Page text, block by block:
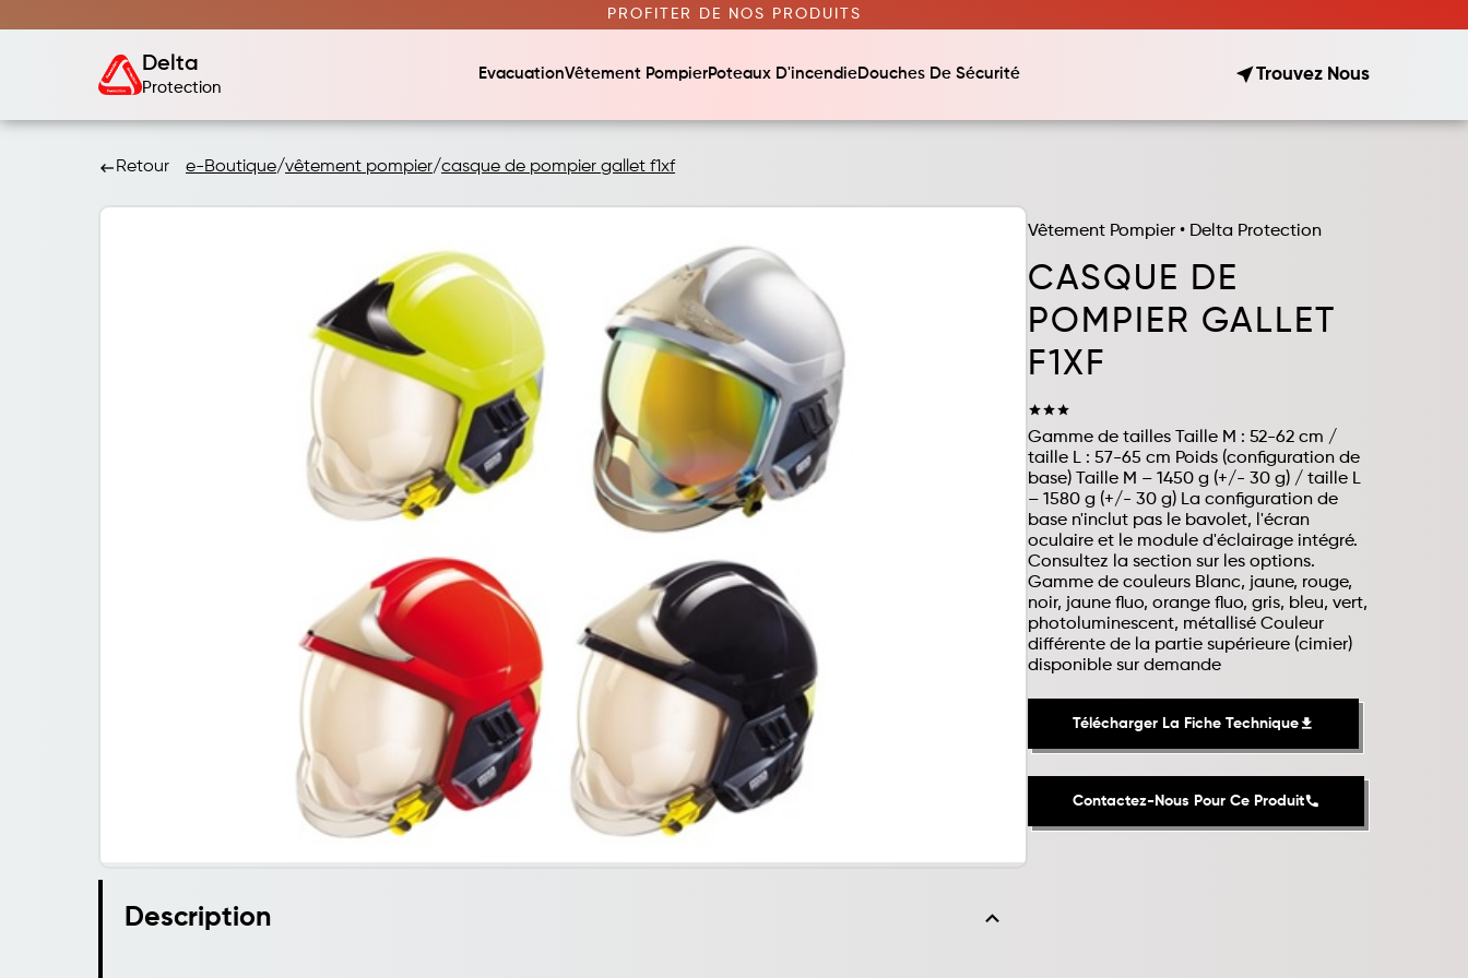
PROFITER DE NOS PRODUITS
Delta
Protection
EvacuationVêtement PompierPoteaux D'incendieDouches De Sécurité near_meTrouvez Nous
keyboard_backspaceRetour e-Boutique/vêtement pompier/casque de pompier gallet f1xf
Description expand_less
Vêtement Pompier • Delta Protection
CASQUE DE
POMPIER GALLET
F1XF
starstarstar
Gamme de tailles Taille M : 52-62 cm /
taille L : 57-65 cm Poids (configuration de
base) Taille M – 1450 g (+/- 30 g) / taille L
– 1580 g (+/- 30 g) La configuration de
base n'inclut pas le bavolet, l'écran
oculaire et le module d'éclairage intégré.
Consultez la section sur les options.
Gamme de couleurs Blanc, jaune, rouge,
noir, jaune fluo, orange fluo, gris, bleu, vert,
photoluminescent, métallisé Couleur
différente de la partie supérieure (cimier)
disponible sur demande
Télécharger La Fiche Techniquefile_download
Contactez-Nous Pour Ce Produitphone